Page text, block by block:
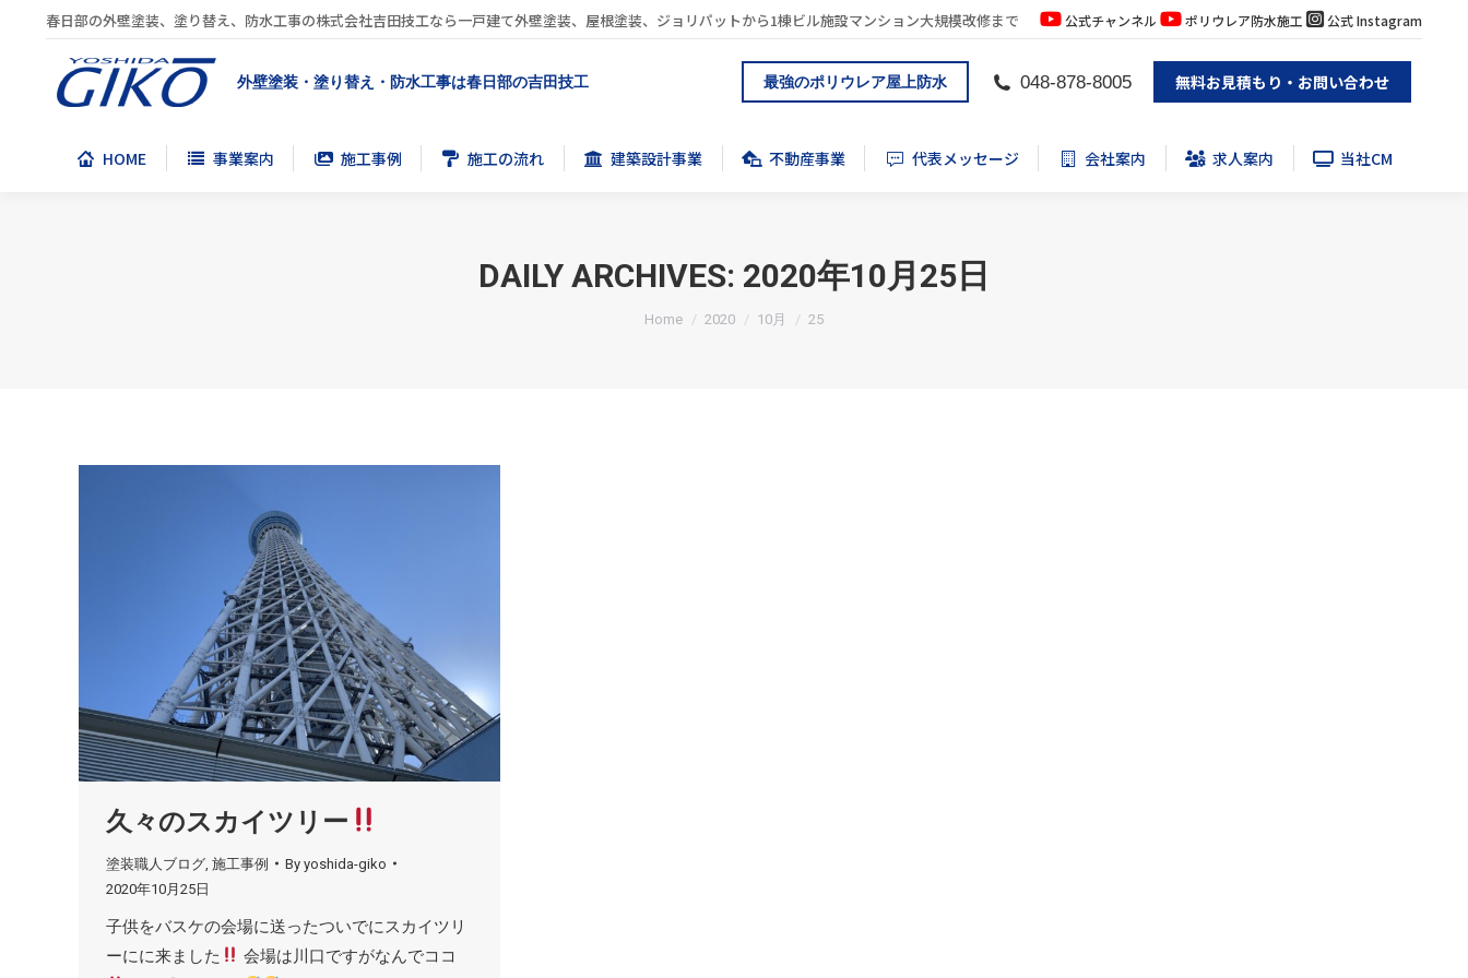
春日部の外壁塗装、塗り替え、防水工事の株式会社吉田技工なら一戸建て外壁塗装、屋根塗装、ジョリパットから1棟ビル施設マンション大規模改修まで 公式チャンネル ポリウレア防水施工 公式 Instagram
外壁塗装・塗り替え・防水工事は春日部の吉田技工 最強のポリウレア屋上防水 048-878-8005 無料お見積もり・お問い合わせ
HOME 事業案内 施工事例 施工の流れ 建築設計事業 不動産事業 代表メッセージ 会社案内 求人案内 当社CM
DAILY ARCHIVES: 2020年10月25日
You are here:
Home 2020 10月 25
久々のスカイツリー
塗装職人ブログ 施工事例 By yoshida-giko
2020年10月25日
子供をバスケの会場に送ったついでにスカイツリ
ーにに来ました
会場は川口ですがなんでココ
HOME 事業案内 施工事例 施工の流れ 建築設計事業 不動産事業 代表メッセージ 会社案内 求人案内 当社CM